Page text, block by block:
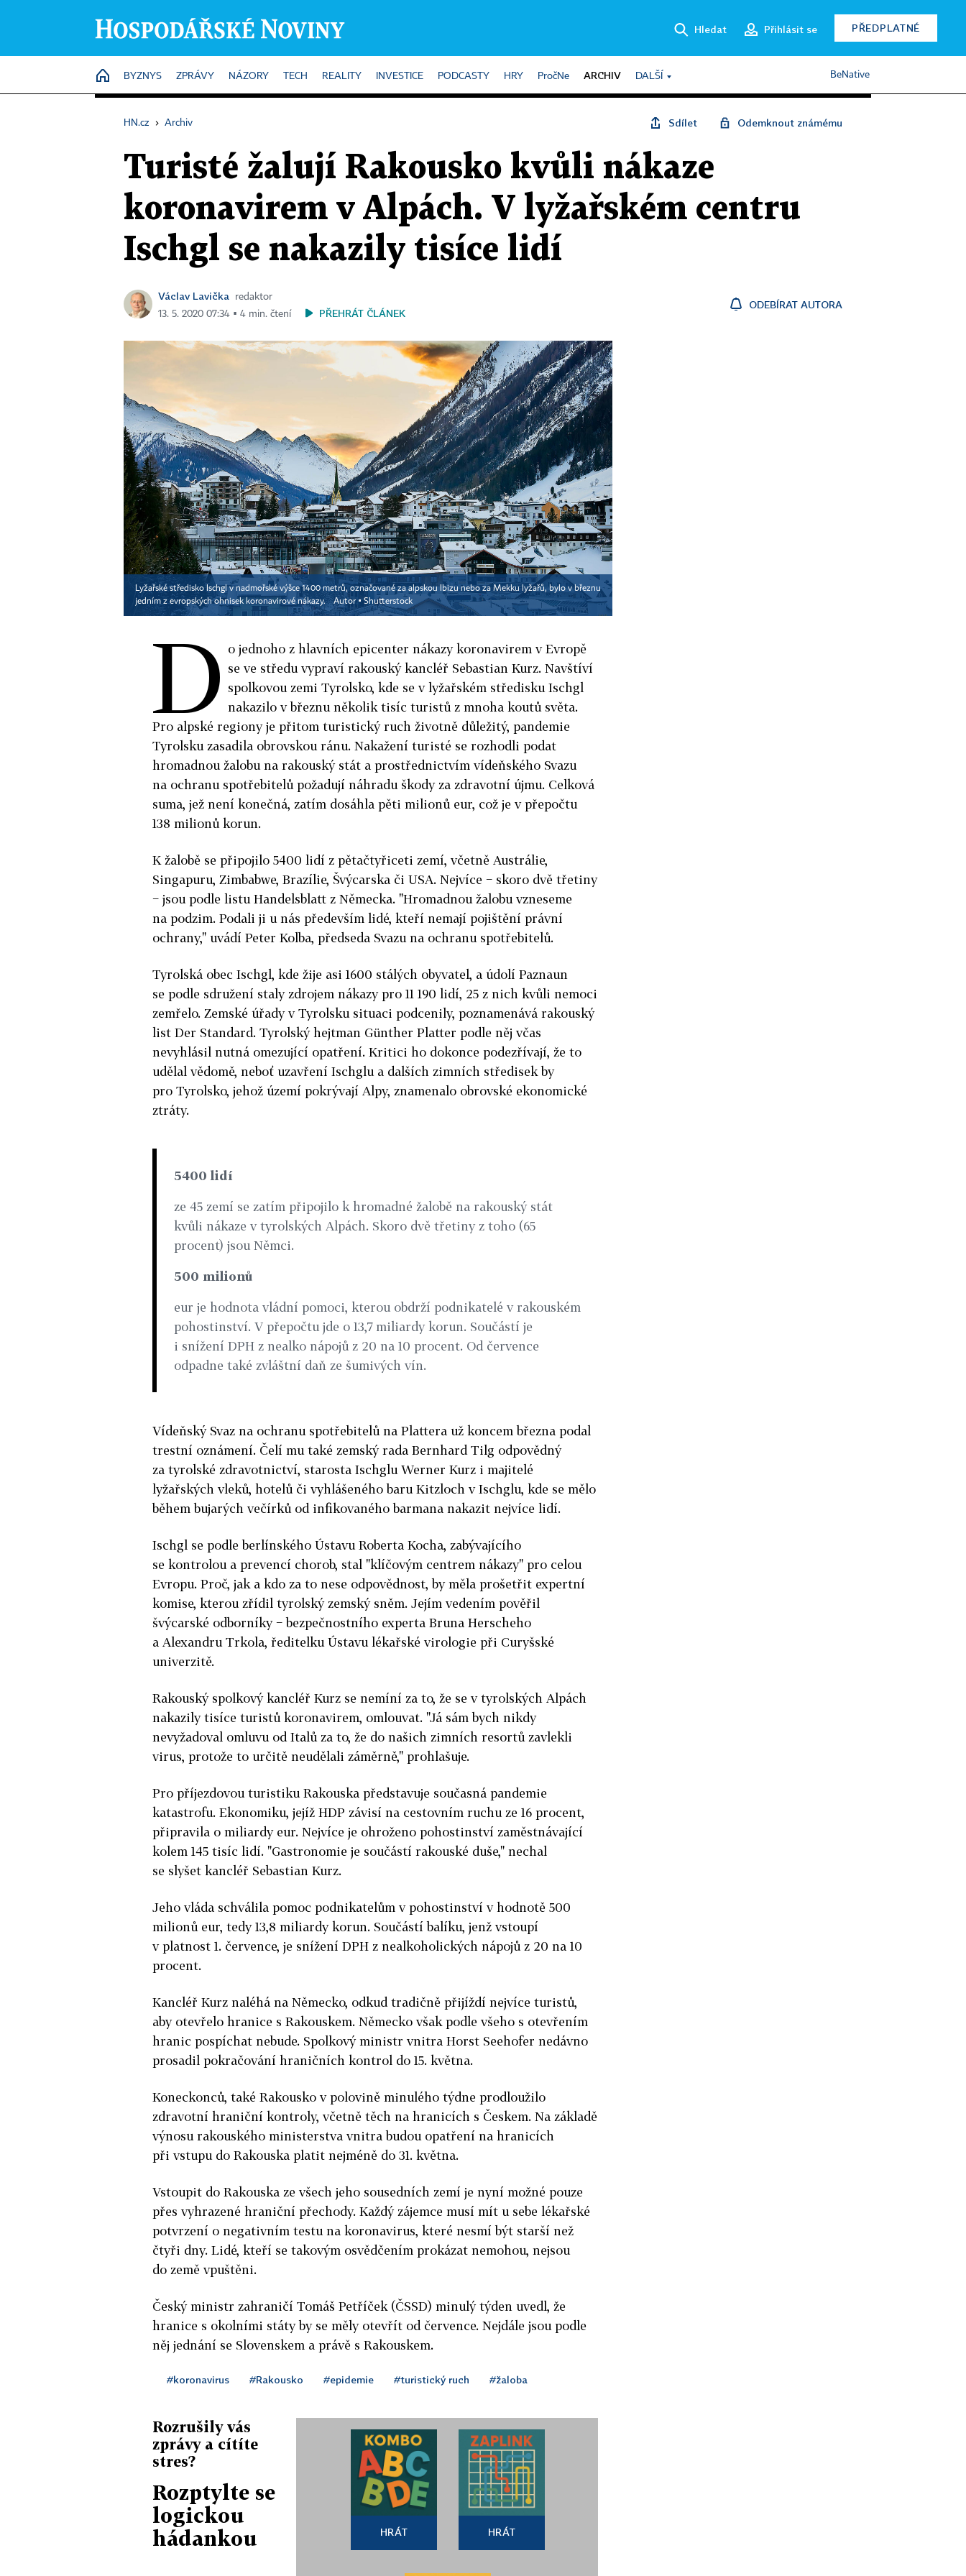
Hledat Přihlásit se PŘEDPLATNÉ
HOME
BYZNYS ZPRÁVY NÁZORY TECH REALITY INVESTICE PODCASTY HRY PročNe ARCHIV DALŠÍ BeNative
HN.cz › Archiv Sdílet Odemknout známému
Turisté žalují Rakousko kvůli nákaze
koronavirem v Alpách. V lyžařském centru
Ischgl se nakazily tisíce lidí
Václav Lavička
redaktor
13. 5. 2020 07:34 ▪ 4 min. čtení
PŘEHRÁT ČLÁNEK
ODEBÍRAT AUTORA
Lyžařské středisko Ischgl v nadmořské výšce 1400 metrů, označované za alpskou Ibizu nebo za Mekku lyžařů, bylo v březnu
jedním z evropských ohnisek koronavirové nákazy.
Autor ▪ Shutterstock
D o jednoho z hlavních epicenter nákazy koronavirem v Evropě
se ve středu vypraví rakouský kancléř Sebastian Kurz. Navštíví
spolkovou zemi Tyrolsko, kde se v lyžařském středisku Ischgl
nakazilo v březnu několik tisíc turistů z mnoha koutů světa.
Pro alpské regiony je přitom turistický ruch životně důležitý, pandemie
Tyrolsku zasadila obrovskou ránu. Nakažení turisté se rozhodli podat
hromadnou žalobu na rakouský stát a prostřednictvím vídeňského Svazu
na ochranu spotřebitelů požadují náhradu škody za zdravotní újmu. Celková
suma, jež není konečná, zatím dosáhla pěti milionů eur, což je v přepočtu
138 milionů korun.
K žalobě se připojilo 5400 lidí z pětačtyřiceti zemí, včetně Austrálie,
Singapuru, Zimbabwe, Brazílie, Švýcarska či USA. Nejvíce − skoro dvě třetiny
− jsou podle listu Handelsblatt z Německa. "Hromadnou žalobu vzneseme
na podzim. Podali ji u nás především lidé, kteří nemají pojištění právní
ochrany," uvádí Peter Kolba, předseda Svazu na ochranu spotřebitelů.
Tyrolská obec Ischgl, kde žije asi 1600 stálých obyvatel, a údolí Paznaun
se podle sdružení staly zdrojem nákazy pro 11 190 lidí, 25 z nich kvůli nemoci
zemřelo. Zemské úřady v Tyrolsku situaci podcenily, poznamenává rakouský
list Der Standard. Tyrolský hejtman Günther Platter podle něj včas
nevyhlásil nutná omezující opatření. Kritici ho dokonce podezřívají, že to
udělal vědomě, neboť uzavření Ischglu a dalších zimních středisek by
pro Tyrolsko, jehož území pokrývají Alpy, znamenalo obrovské ekonomické
ztráty.
5400 lidí
ze 45 zemí se zatím připojilo k hromadné žalobě na rakouský stát
kvůli nákaze v tyrolských Alpách. Skoro dvě třetiny z toho (65
procent) jsou Němci.
500 milionů
eur je hodnota vládní pomoci, kterou obdrží podnikatelé v rakouském
pohostinství. V přepočtu jde o 13,7 miliardy korun. Součástí je
i snížení DPH z nealko nápojů z 20 na 10 procent. Od července
odpadne také zvláštní daň ze šumivých vín.
Vídeňský Svaz na ochranu spotřebitelů na Plattera už koncem března podal
trestní oznámení. Čelí mu také zemský rada Bernhard Tilg odpovědný
za tyrolské zdravotnictví, starosta Ischglu Werner Kurz i majitelé
lyžařských vleků, hotelů či vyhlášeného baru Kitzloch v Ischglu, kde se mělo
během bujarých večírků od infikovaného barmana nakazit nejvíce lidí.
Ischgl se podle berlínského Ústavu Roberta Kocha, zabývajícího
se kontrolou a prevencí chorob, stal "klíčovým centrem nákazy" pro celou
Evropu. Proč, jak a kdo za to nese odpovědnost, by měla prošetřit expertní
komise, kterou zřídil tyrolský zemský sněm. Jejím vedením pověřil
švýcarské odborníky − bezpečnostního experta Bruna Herscheho
a Alexandru Trkola, ředitelku Ústavu lékařské virologie při Curyšské
univerzitě.
Rakouský spolkový kancléř Kurz se nemíní za to, že se v tyrolských Alpách
nakazily tisíce turistů koronavirem, omlouvat. "Já sám bych nikdy
nevyžadoval omluvu od Italů za to, že do našich zimních resortů zavlekli
virus, protože to určitě neudělali záměrně," prohlašuje.
Pro příjezdovou turistiku Rakouska představuje současná pandemie
katastrofu. Ekonomiku, jejíž HDP závisí na cestovním ruchu ze 16 procent,
připravila o miliardy eur. Nejvíce je ohroženo pohostinství zaměstnávající
kolem 145 tisíc lidí. "Gastronomie je součástí rakouské duše," nechal
se slyšet kancléř Sebastian Kurz.
Jeho vláda schválila pomoc podnikatelům v pohostinství v hodnotě 500
milionů eur, tedy 13,8 miliardy korun. Součástí balíku, jenž vstoupí
v platnost 1. července, je snížení DPH z nealkoholických nápojů z 20 na 10
procent.
Kancléř Kurz naléhá na Německo, odkud tradičně přijíždí nejvíce turistů,
aby otevřelo hranice s Rakouskem. Německo však podle všeho s otevřením
hranic pospíchat nebude. Spolkový ministr vnitra Horst Seehofer nedávno
prosadil pokračování hraničních kontrol do 15. května.
Koneckonců, také Rakousko v polovině minulého týdne prodloužilo
zdravotní hraniční kontroly, včetně těch na hranicích s Českem. Na základě
výnosu rakouského ministerstva vnitra budou opatření na hranicích
při vstupu do Rakouska platit nejméně do 31. května.
Vstoupit do Rakouska ze všech jeho sousedních zemí je nyní možné pouze
přes vyhrazené hraniční přechody. Každý zájemce musí mít u sebe lékařské
potvrzení o negativním testu na koronavirus, které nesmí být starší než
čtyři dny. Lidé, kteří se takovým osvědčením prokázat nemohou, nejsou
do země vpuštěni.
Český ministr zahraničí Tomáš Petříček (ČSSD) minulý týden uvedl, že
hranice s okolními státy by se měly otevřít od července. Nejdále jsou podle
něj jednání se Slovenskem a právě s Rakouskem.
#koronavirus #Rakousko #epidemie #turistický ruch #žaloba
Rozrušily vás
zprávy a cítíte
stres?
Rozptylte se
logickou
hádankou
HRÁT HRÁT